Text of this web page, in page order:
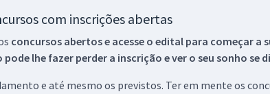
com inscrições abertas
concursos abertos e acesse o edital para começar
lhe fazer perder a inscrição e ver o seu sonho se
e até mesmo os previstos. Ter em mente os